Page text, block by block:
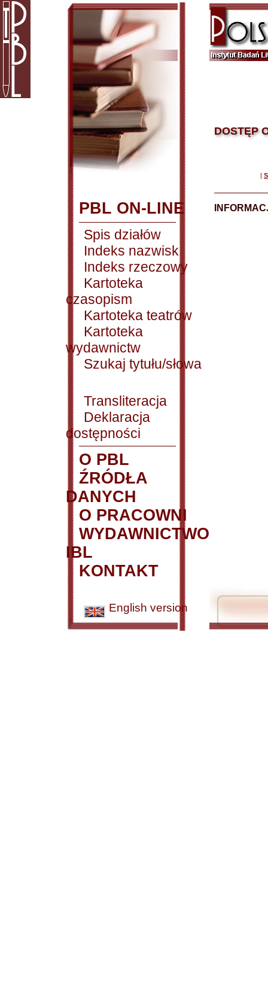
PBL ON-LINE
Spis działów
Indeks nazwisk
Indeks rzeczowy
Kartoteka
czasopism
Kartoteka teatrów
Kartoteka
wydawnictw
Szukaj tytułu/słowa
Transliteracja
Deklaracja
dostępności
O PBL
ŹRÓDŁA
DANYCH
O PRACOWNI
WYDAWNICTWO
IBL
KONTAKT
English version
DOSTĘP
|